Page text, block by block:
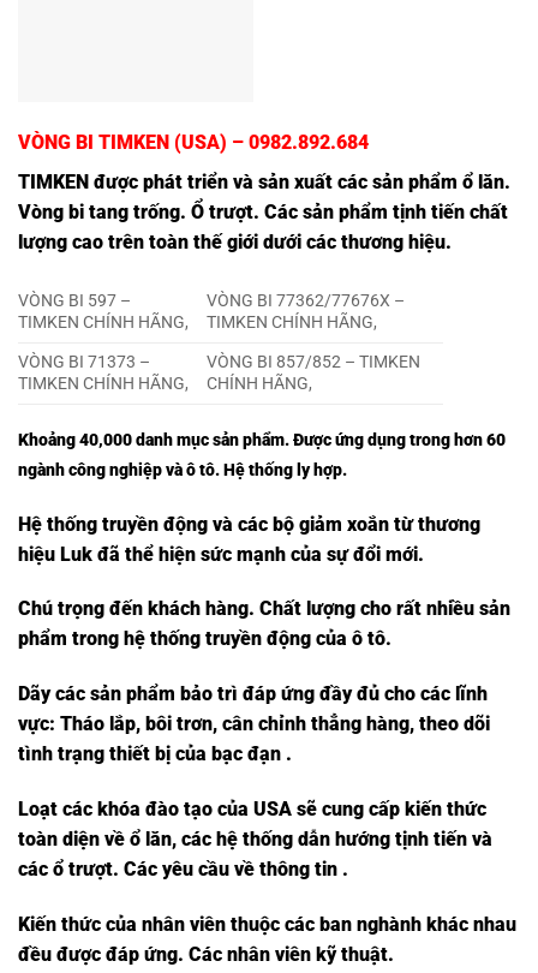
VÒNG BI TIMKEN (USA) – 0982.892.684
TIMKEN được phát triển và sản xuất các sản phẩm ổ lăn.
Vòng bi tang trống. Ổ trượt. Các sản phẩm tịnh tiến chất
lượng cao trên toàn thế giới dưới các thương hiệu.
VÒNG BI 597 –
TIMKEN CHÍNH HÃNG,
VÒNG BI 77362/77676X –
TIMKEN CHÍNH HÃNG,
VÒNG BI 71373 –
TIMKEN CHÍNH HÃNG,
VÒNG BI 857/852 – TIMKEN
CHÍNH HÃNG,
Khoảng 40,000 danh mục sản phẩm. Được ứng dụng trong hơn 60
ngành công nghiệp và ô tô. Hệ thống ly hợp.
Hệ thống truyền động và các bộ giảm xoắn từ thương
hiệu Luk đã thể hiện sức mạnh của sự đổi mới.
Chú trọng đến khách hàng. Chất lượng cho rất nhiều sản
phẩm trong hệ thống truyền động của ô tô.
Dãy các sản phẩm bảo trì đáp ứng đầy đủ cho các lĩnh
vực: Tháo lắp, bôi trơn, cân chỉnh thẳng hàng, theo dõi
tình trạng thiết bị của bạc đạn .
Loạt các khóa đào tạo của USA sẽ cung cấp kiến thức
toàn diện về ổ lăn, các hệ thống dẫn hướng tịnh tiến và
các ổ trượt. Các yêu cầu về thông tin .
Kiến thức của nhân viên thuộc các ban nghành khác nhau
đều được đáp ứng. Các nhân viên kỹ thuật.